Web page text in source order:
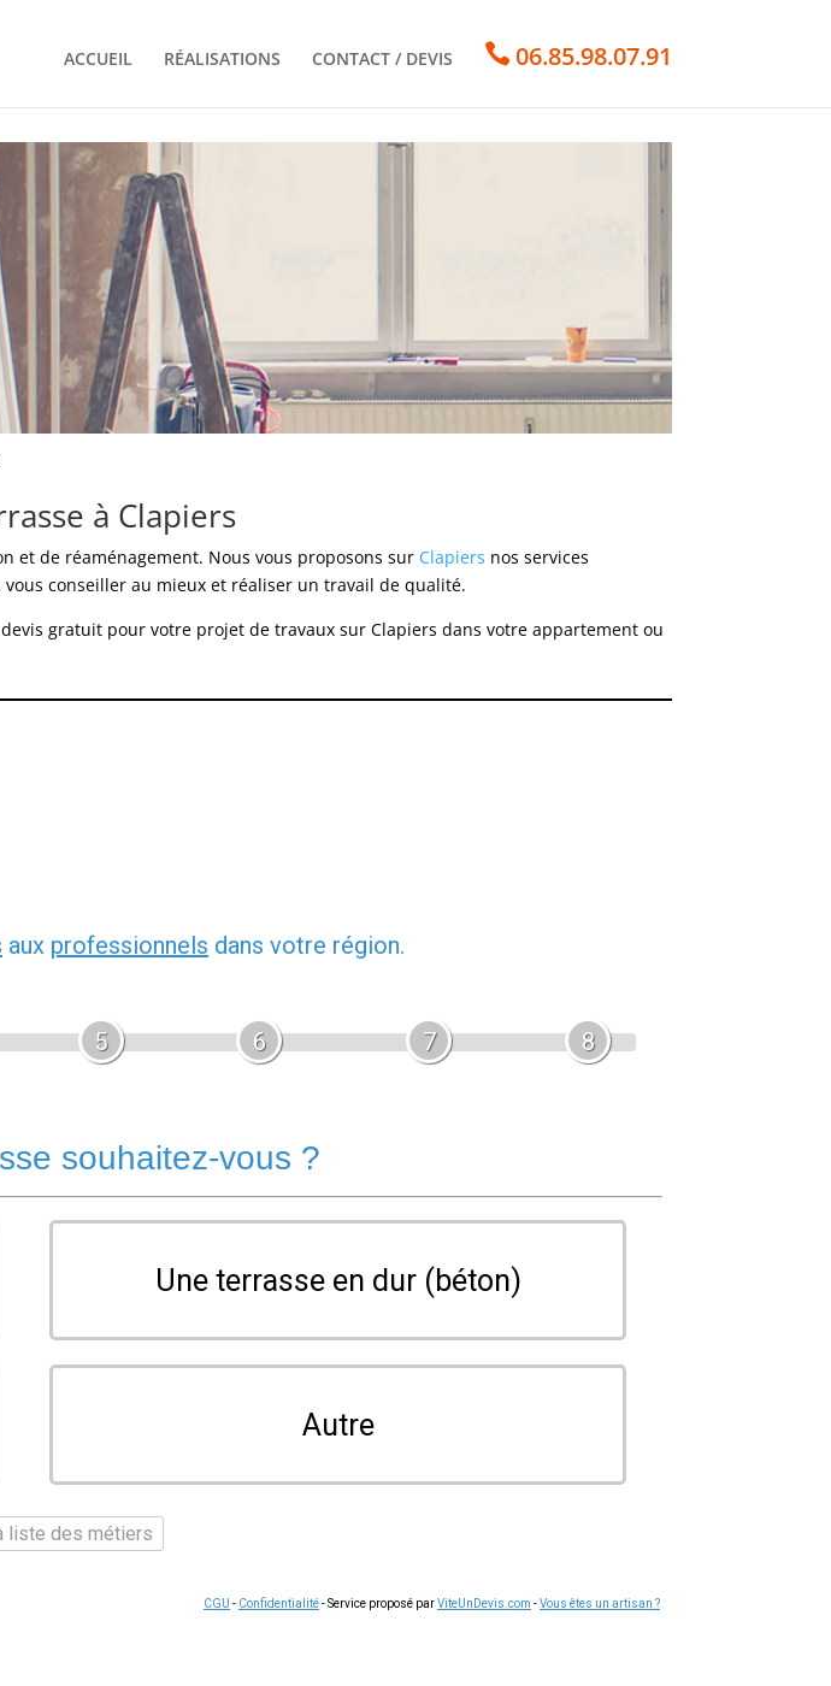
ACCUEIL RÉALISATIONS CONTACT / DEVIS  06.85.98.07.91
à Clapiers
et de réaménagement. Nous vous proposons sur Clapiers nos services
conseiller au mieux et réaliser un travail de qualité.
gratuit pour votre projet de travaux sur Clapiers dans votre appartement ou
aux professionnels dans votre région.
5 6 7 8
souhaitez-vous ?
Une terrasse en dur (béton)
Autre
liste des métiers
CGU - Confidentialité- Service proposé parViteUnDevis.com -Vous êtes un artisan ?